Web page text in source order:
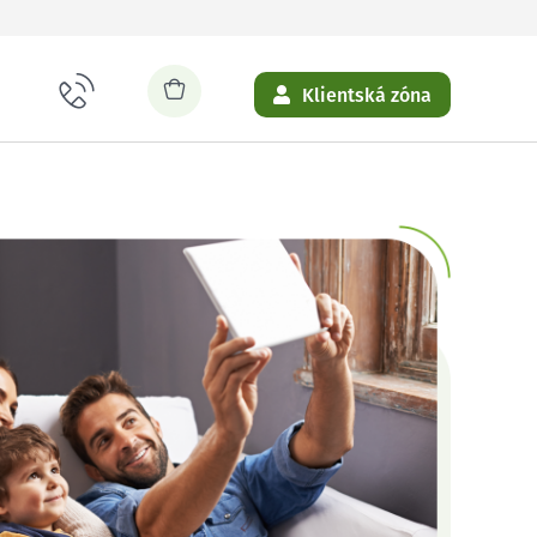
Klientská zóna